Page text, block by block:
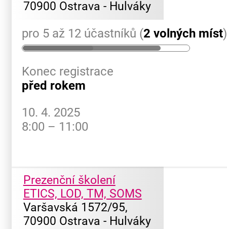
70900 Ostrava - Hulváky
pro 5 až 12 účastníků (2 volných míst)
Konec registrace
před rokem
10. 4. 2025
8:00 – 11:00
Prezenční školení
ETICS, LOD, TM, SOMS
Varšavská 1572/95,
70900 Ostrava - Hulváky